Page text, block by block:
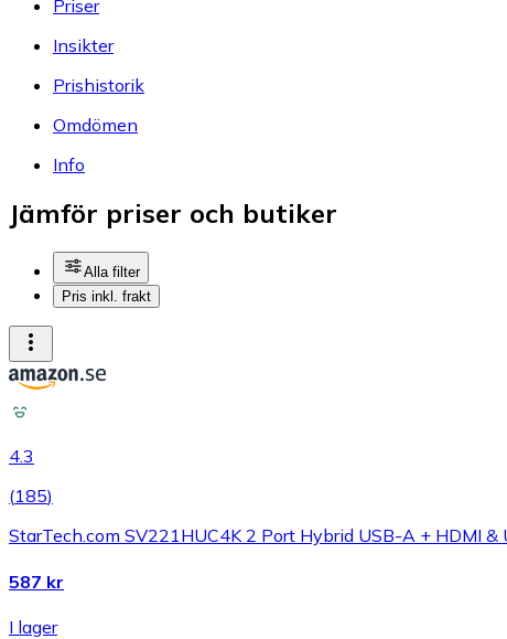
Priser
Insikter
Prishistorik
Omdömen
Info
Jämför priser och butiker
Alla filter
Pris inkl. frakt
4.3
(185)
StarTech.com SV221HUC4K 2 Port Hybrid USB-A + HDMI
587 kr
I lager